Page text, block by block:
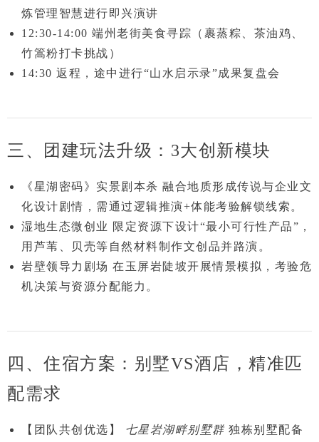
炼管理智慧进行即兴演讲
12:30-14:00 端州老街美食寻踪 （裹蒸粽、茶油鸡、
竹篙粉打卡挑战）
14:30 返程，途中进行“山水启示录”成果复盘会
三、团建玩法升级：3大创新模块
《星湖密码》实景剧本杀 融合地质形成传说与企业文
化设计剧情，需通过逻辑推演+体能考验解锁线索。
湿地生态微创业 限定资源下设计“最小可行性产品”，
用芦苇、贝壳等自然材料制作文创品并路演。
岩壁领导力剧场 在玉屏岩陡坡开展情景模拟，考验危
机决策与资源分配能力。
四、住宿方案：别墅VS酒店，精准匹
配需求
【团队共创优选】 七星岩湖畔别墅群 独栋别墅配备